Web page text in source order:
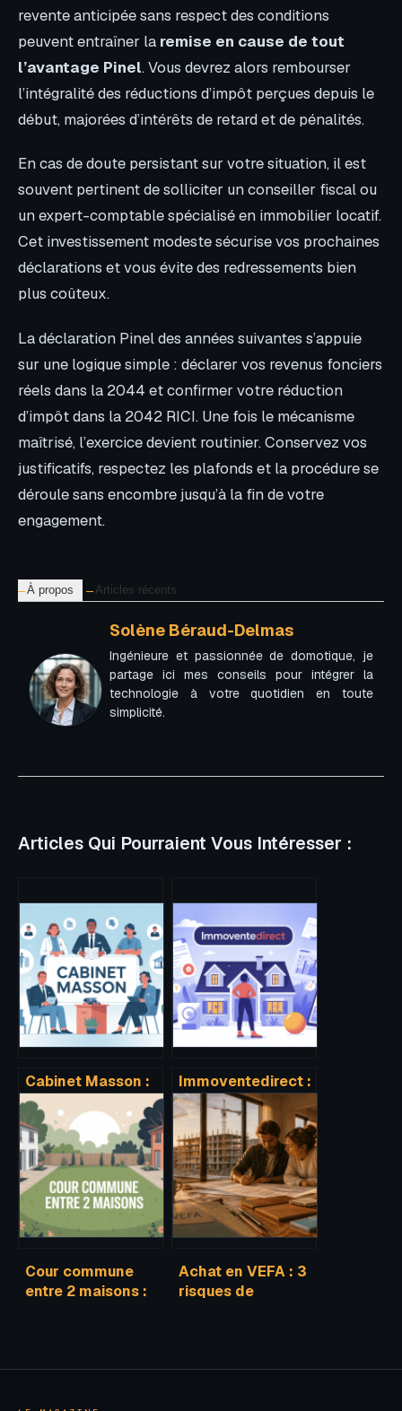
revente anticipée sans respect des conditions
peuvent entraîner la remise en cause de tout
l’avantage Pinel. Vous devrez alors rembourser
l’intégralité des réductions d’impôt perçues depuis le
début, majorées d’intérêts de retard et de pénalités.
En cas de doute persistant sur votre situation, il est
souvent pertinent de solliciter un conseiller fiscal ou
un expert-comptable spécialisé en immobilier locatif.
Cet investissement modeste sécurise vos prochaines
déclarations et vous évite des redressements bien
plus coûteux.
La déclaration Pinel des années suivantes s’appuie
sur une logique simple : déclarer vos revenus fonciers
réels dans la 2044 et confirmer votre réduction
d’impôt dans la 2042 RICI. Une fois le mécanisme
maîtrisé, l’exercice devient routinier. Conservez vos
justificatifs, respectez les plafonds et la procédure se
déroule sans encombre jusqu’à la fin de votre
engagement.
À propos Articles récents
Solène Béraud-Delmas
Ingénieure et passionnée de domotique, je
partage ici mes conseils pour intégrer la
technologie à votre quotidien en toute
simplicité.
Articles Qui Pourraient Vous Intéresser :
Cabinet Masson :
identifier le bon
professionnel
selon votre besoin
Immoventedirect :
tout comprendre
sur l’acteur de la
vente immobilière
entre particuliers
Cour commune
entre 2 maisons :
Achat en VEFA : 3
risques de
protègent votre